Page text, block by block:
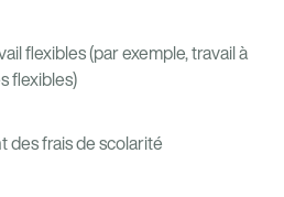
flexibles (par exemple, travail à
flexibles)
des frais de scolarité